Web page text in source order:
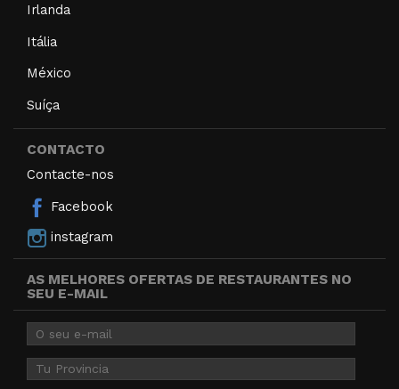
Irlanda
Itália
México
Suíça
CONTACTO
Contacte-nos
Facebook
instagram
AS MELHORES OFERTAS DE RESTAURANTES NO
SEU E-MAIL